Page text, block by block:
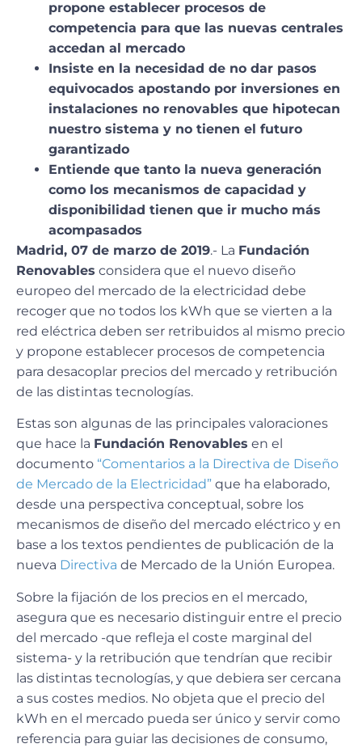
propone establecer procesos de
competencia para que las nuevas centrales
accedan al mercado
Insiste en la necesidad de no dar pasos
equivocados apostando por inversiones en
instalaciones no renovables que hipotecan
nuestro sistema y no tienen el futuro
garantizado
Entiende que tanto la nueva generación
como los mecanismos de capacidad y
disponibilidad tienen que ir mucho más
acompasados
Madrid, 07 de marzo de 2019.- La Fundación
Renovables considera que el nuevo diseño
europeo del mercado de la electricidad debe
recoger que no todos los kWh que se vierten a la
red eléctrica deben ser retribuidos al mismo precio
y propone establecer procesos de competencia
para desacoplar precios del mercado y retribución
de las distintas tecnologías.
Estas son algunas de las principales valoraciones
que hace la Fundación Renovables en el
documento “Comentarios a la Directiva de Diseño
de Mercado de la Electricidad” que ha elaborado,
desde una perspectiva conceptual, sobre los
mecanismos de diseño del mercado eléctrico y en
base a los textos pendientes de publicación de la
nueva Directiva de Mercado de la Unión Europea.
Sobre la fijación de los precios en el mercado,
asegura que es necesario distinguir entre el precio
del mercado -que refleja el coste marginal del
sistema- y la retribución que tendrían que recibir
las distintas tecnologías, y que debiera ser cercana
a sus costes medios. No objeta que el precio del
kWh en el mercado pueda ser único y servir como
referencia para guiar las decisiones de consumo,